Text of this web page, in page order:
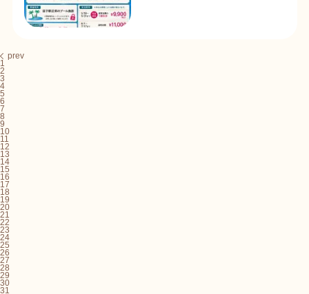
prev
1
2
3
4
5
6
7
8
9
10
11
12
13
14
15
16
17
18
19
20
21
22
23
24
25
26
27
28
29
30
31